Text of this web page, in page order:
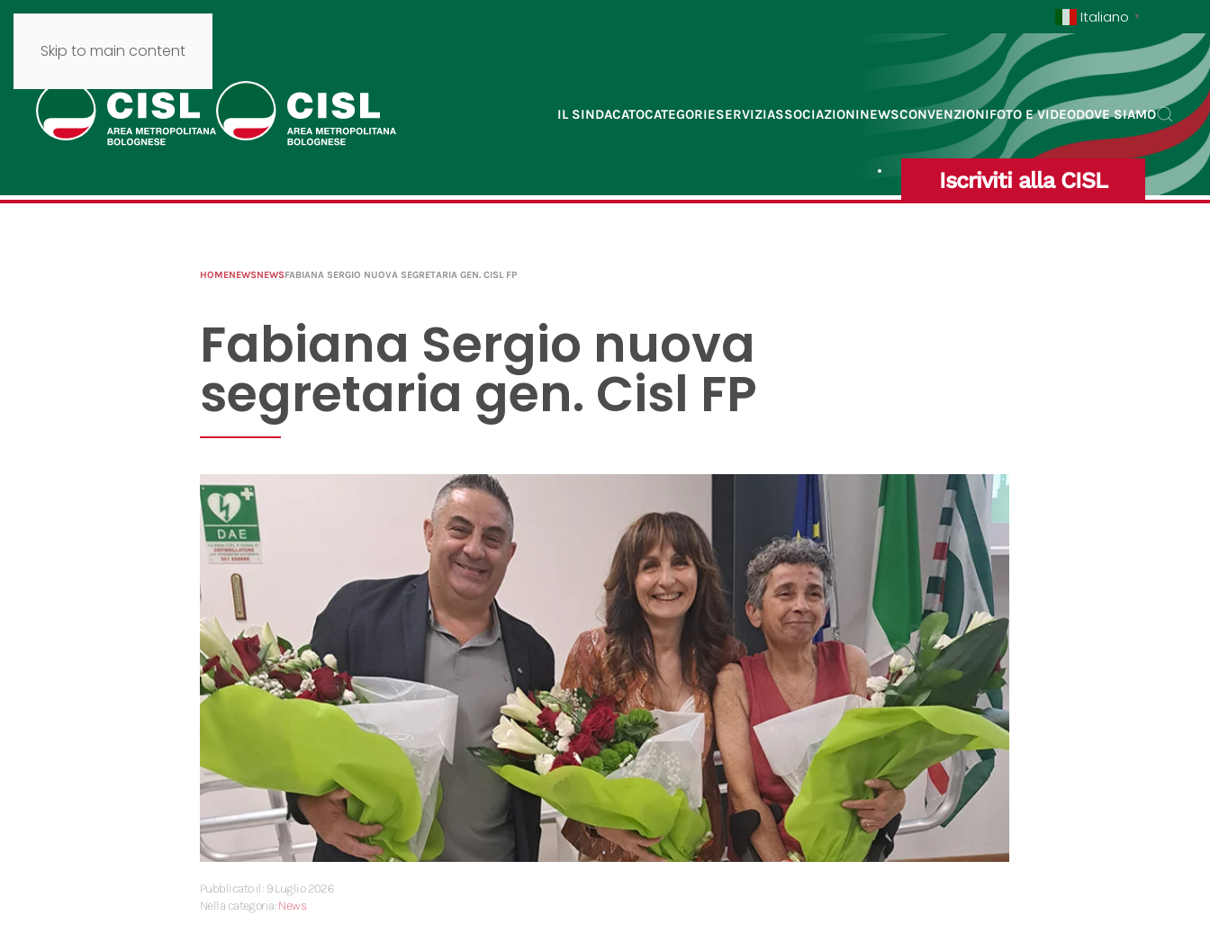
Skip to main content
Italiano ▼
IL SINDACATOCATEGORIESERVIZIASSOCIAZIONINEWSCONVENZIONIFOTO E VIDEODOVE SIAMO
Iscriviti alla CISL
HOMENEWSNEWSFABIANA SERGIO NUOVA SEGRETARIA GEN. CISL FP
Fabiana Sergio nuova
segretaria gen. Cisl FP
Pubblicato il: 9 Luglio 2026
Nella categoria:News